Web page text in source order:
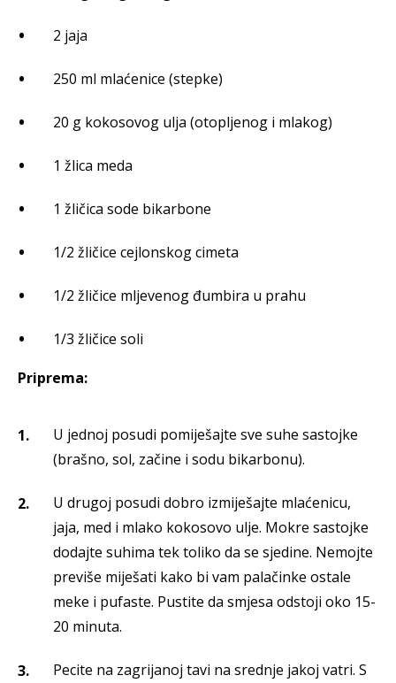
2 jaja
250 ml mlaćenice (stepke)
20 g kokosovog ulja (otopljenog i mlakog)
1 žlica meda
1 žličica sode bikarbone
1/2 žličice cejlonskog cimeta
1/2 žličice mljevenog đumbira u prahu
1/3 žličice soli
Priprema:
U jednoj posudi pomiješajte sve suhe sastojke
(brašno, sol, začine i sodu bikarbonu).
U drugoj posudi dobro izmiješajte mlaćenicu,
jaja, med i mlako kokosovo ulje. Mokre sastojke
dodajte suhima tek toliko da se sjedine. Nemojte
previše miješati kako bi vam palačinke ostale
meke i pufaste. Pustite da smjesa odstoji oko 15-
20 minuta.
Pecite na zagrijanoj tavi na srednje jakoj vatri. S